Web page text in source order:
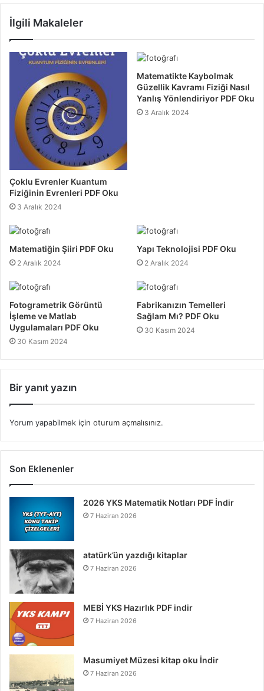
İlgili Makaleler
Çoklu Evrenler Kuantum
Fiziğinin Evrenleri PDF Oku
3 Aralık 2024
Matematikte Kaybolmak
Güzellik Kavramı Fiziği Nasıl
Yanlış Yönlendiriyor PDF Oku
3 Aralık 2024
Matematiğin Şiiri PDF Oku
2 Aralık 2024
Yapı Teknolojisi PDF Oku
2 Aralık 2024
Fotogrametrik Görüntü
İşleme ve Matlab
Uygulamaları PDF Oku
30 Kasım 2024
Fabrikanızın Temelleri
Sağlam Mı? PDF Oku
30 Kasım 2024
Bir yanıt yazın
Yorum yapabilmek için oturum açmalısınız.
Son Eklenenler
2026 YKS Matematik Notları PDF İndir
7 Haziran 2026
atatürk’ün yazdığı kitaplar
7 Haziran 2026
MEBİ YKS Hazırlık PDF indir
7 Haziran 2026
Masumiyet Müzesi kitap oku İndir
7 Haziran 2026